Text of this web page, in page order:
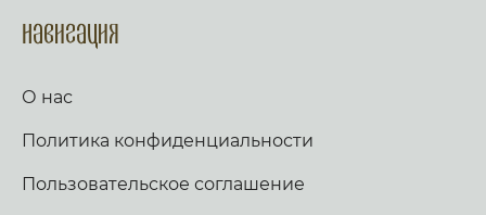
Навигация
О нас
Политика конфиденциальности
Пользовательское соглашение